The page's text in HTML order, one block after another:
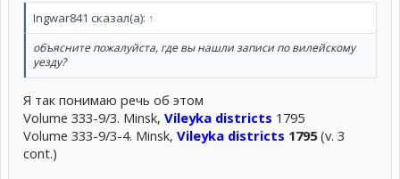
Ingwar841 сказал(а): ↑
объясните пожалуйста, где вы нашли записи по вилейскому
уезду?
Я так понимаю речь об этом
Volume 333-9/3. Minsk, Vileyka districts 1795
Volume 333-9/3-4. Minsk, Vileyka districts 1795(v. 3
cont.)